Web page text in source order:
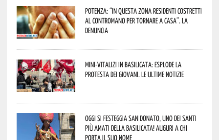
Potenza: “In questa zona residenti costretti
al contromano per tornare a casa”. La
denuncia
Mini-vitalizi in Basilicata: esplode la
protesta dei giovani. Le ultime notizie
Oggi si festeggia San Donato, uno dei Santi
più amati della Basilicata! Auguri a chi
porta il suo nome